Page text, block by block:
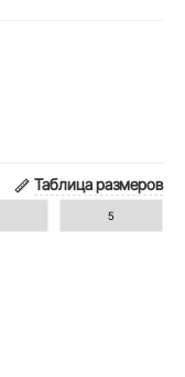
Таблица размеров
5